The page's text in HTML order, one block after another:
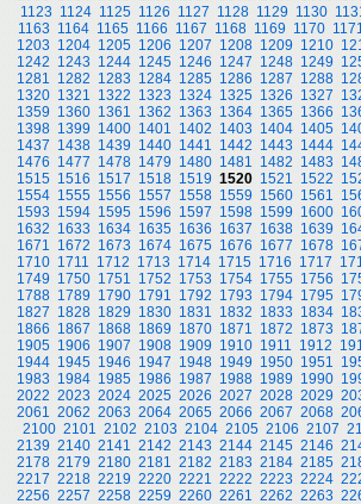
1123 1124 1125 1126 1127 1128 1129 1130
1163 1164 1165 1166 1167 1168 1169 1170
1203 1204 1205 1206 1207 1208 1209 1210
1242 1243 1244 1245 1246 1247 1248 1249
1281 1282 1283 1284 1285 1286 1287 1288
1320 1321 1322 1323 1324 1325 1326 1327
1359 1360 1361 1362 1363 1364 1365 1366
1398 1399 1400 1401 1402 1403 1404 1405
1437 1438 1439 1440 1441 1442 1443 1444
1476 1477 1478 1479 1480 1481 1482 1483
1515 1516 1517 1518 1519 1520 1521 1522
1554 1555 1556 1557 1558 1559 1560 1561
1593 1594 1595 1596 1597 1598 1599 1600
1632 1633 1634 1635 1636 1637 1638 1639
1671 1672 1673 1674 1675 1676 1677 1678
1710 1711 1712 1713 1714 1715 1716 1717
1749 1750 1751 1752 1753 1754 1755 1756
1788 1789 1790 1791 1792 1793 1794 1795
1827 1828 1829 1830 1831 1832 1833 1834
1866 1867 1868 1869 1870 1871 1872 1873
1905 1906 1907 1908 1909 1910 1911 1912
1944 1945 1946 1947 1948 1949 1950 1951
1983 1984 1985 1986 1987 1988 1989 1990
2022 2023 2024 2025 2026 2027 2028 2029
2061 2062 2063 2064 2065 2066 2067 2068
2100 2101 2102 2103 2104 2105 2106 2107
2139 2140 2141 2142 2143 2144 2145 2146
2178 2179 2180 2181 2182 2183 2184 2185
2217 2218 2219 2220 2221 2222 2223 2224
2256 2257 2258 2259 2260 2261 2262 2263